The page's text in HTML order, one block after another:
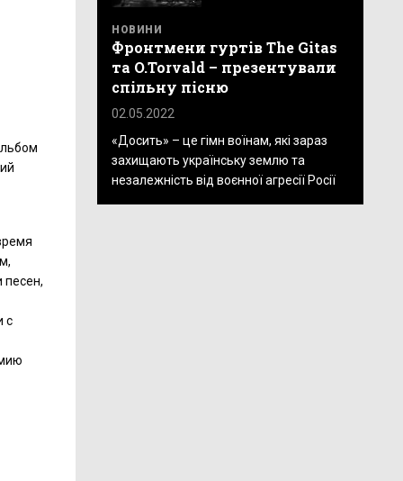
песен,
с
НОВИНИ
Фронтмени гуртів The Gitas
та O.Torvald – презентували
спільну пісню
02.05.2022
«Досить» – це гімн воїнам, які зараз
захищають українську землю та
незалежність від воєнної агресії Росії